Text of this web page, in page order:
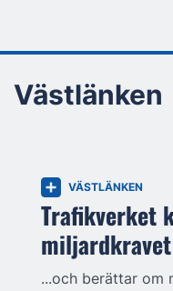
Västlänken
VÄSTLÄNKEN
Trafikverket
miljardkravet
...och berättar om